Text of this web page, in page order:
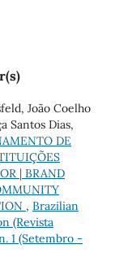
João Coelho
Santos Dias,
DE
| BRAND
, Brazilian
(Revista
1 (Setembro -